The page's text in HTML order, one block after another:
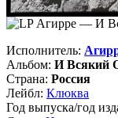
Исполнитель:
Альбом: И Всякий
Страна: Россия
Лейбл: Клюква
Год выпуска/год